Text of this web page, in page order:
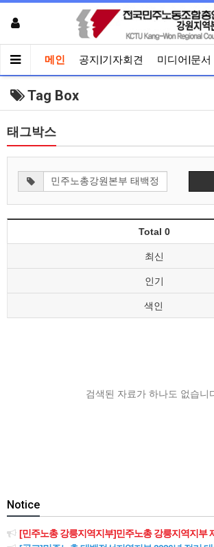
메인 공지|기자회견 미디어|문서
Tag Box
태그박스
Total 0
최신
인기
색인
검색된 자료가 하나도 없습니
Notice
[민주노총 강릉지역지부]민주노총 강릉지역지부 제12기 임원